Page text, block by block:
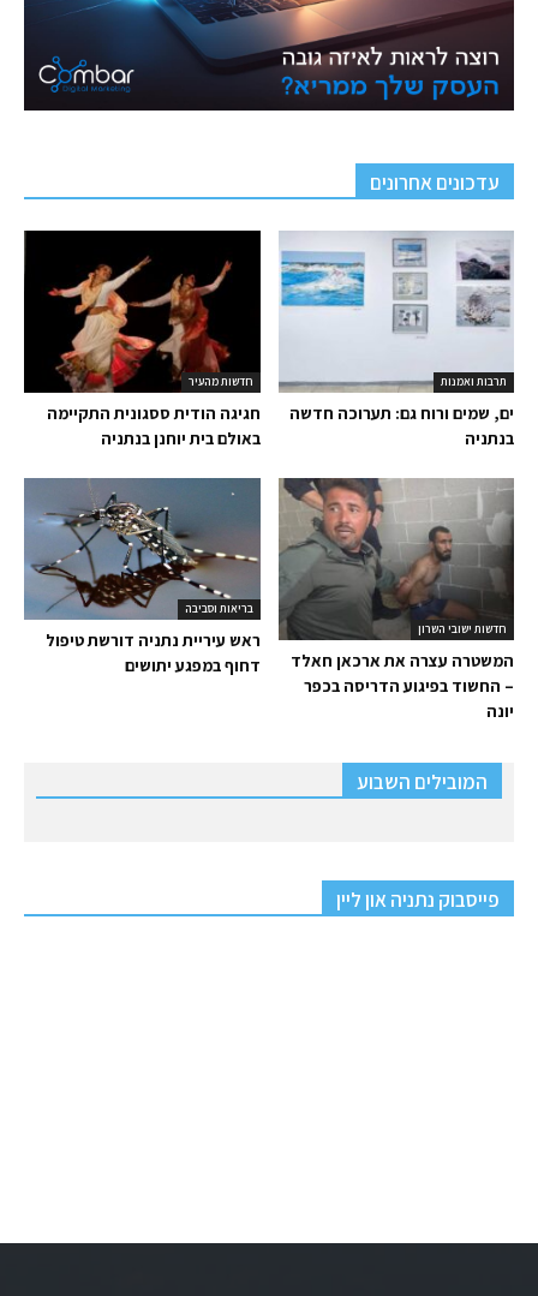
עדכונים אחרונים
חדשות מהעיר
חגיגה הודית ססגונית התקיימה
באולם בית יוחנן בנתניה
תרבות ואמנות
ים, שמים ורוח גם: תערוכה חדשה
בנתניה
בריאות וסביבה
ראש עיריית נתניה דורשת טיפול
דחוף במפגע יתושים
חדשות ישובי השרון
המשטרה עצרה את ארכאן חאלד
– החשוד בפיגוע הדריסה בכפר
יונה
המובילים השבוע
פייסבוק נתניה און ליין